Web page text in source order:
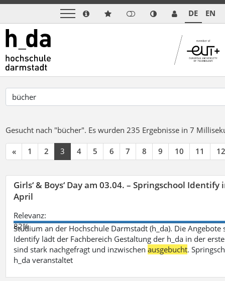
DE EN
Gesucht nach "bücher". Es wurden 235 Ergebnisse in 7
« 1 2 3 4 5 6 7 8 9 10 11 12
Girls‘ & Boys‘ Day am 03.04. – Springschool
April
Relevanz:
82%
Studium an der Hochschule Darmstadt (h_da). Die
Identify lädt der Fachbereich Gestaltung der h_da in der
sind stark nachgefragt und inzwischenausgebucht.
h_da veranstaltet